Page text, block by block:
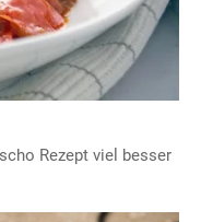
Rezept viel besser